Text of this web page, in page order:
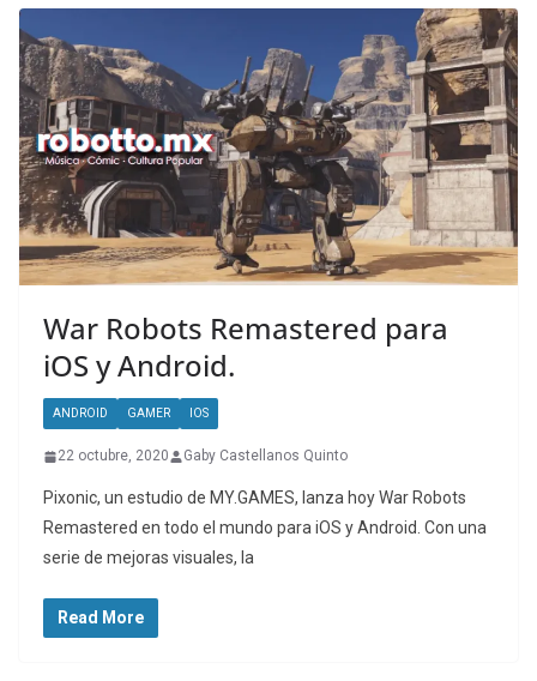
War Robots Remastered para
iOS y Android.
ANDROID GAMER IOS
22 octubre, 2020 Gaby Castellanos Quinto
Pixonic, un estudio de MY.GAMES, lanza hoy War Robots
Remastered en todo el mundo para iOS y Android. Con una
serie de mejoras visuales, la
Read More